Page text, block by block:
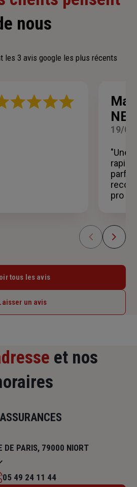
nous
les 3 avis google les plus récents
19/
"Une
pro
tous les avis
un avis
et nos
DE PARIS, 79000 NIORT
05 49 24 11 44